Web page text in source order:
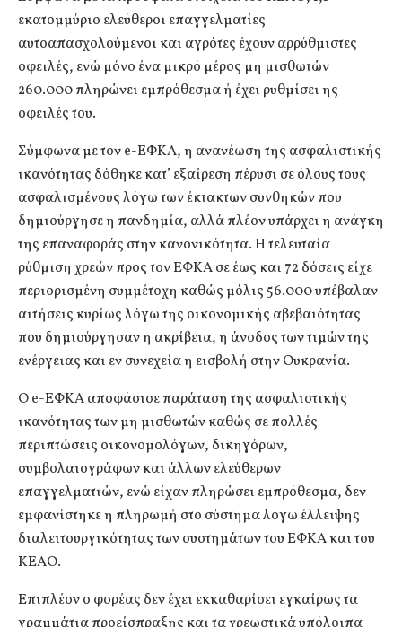
εκατομμύριο ελεύθεροι επαγγελματίες
αυτοαπασχολούμενοι και αγρότες έχουν αρρύθμιστες
οφειλές, ενώ μόνο ένα μικρό μέρος μη μισθωτών
260.000 πληρώνει εμπρόθεσμα ή έχει ρυθμίσει ης
οφειλές του.
Σύμφωνα με τον e-ΕΦΚΑ, η ανανέωση της ασφαλιστικής
ικανότητας δόθηκε κατ’ εξαίρεση πέρυσι σε όλους τους
ασφαλισμένους λόγω των έκτακτων συνθηκών που
δημιούργησε η πανδημία, αλλά πλέον υπάρχει η ανάγκη
της επαναφοράς στην κανονικότητα. Η τελευταία
ρύθμιση χρεών προς τον ΕΦΚΑ σε έως και 72 δόσεις είχε
περιορισμένη συμμέτοχη καθώς μόλις 56.000 υπέβαλαν
αιτήσεις κυρίως λόγω της οικονομικής αβεβαιότητας
που δημιούργησαν η ακρίβεια, η άνοδος των τιμών της
ενέργειας και εν συνεχεία η εισβολή στην Ουκρανία.
Ο e-ΕΦΚΑ αποφάσισε παράταση της ασφαλιστικής
ικανότητας των μη μισθωτών καθώς σε πολλές
περιπτώσεις οικονομολόγων, δικηγόρων,
συμβολαιογράφων και άλλων ελεύθερων
επαγγελματιών, ενώ είχαν πληρώσει εμπρόθεσμα, δεν
εμφανίστηκε η πληρωμή στο σύστημα λόγω έλλειψης
διαλειτουργικότητας των συστημάτων του ΕΦΚΑ και του
ΚΕΑΟ.
Επιπλέον ο φορέας δεν έχει εκκαθαρίσει εγκαίρως τα